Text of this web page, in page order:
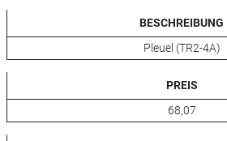
BESCHREIBUNG
Pleuel (TR2-4A)
PREIS
68,07